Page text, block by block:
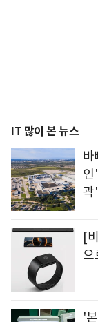
IT 많이 본 뉴스
바
인
곽
[
으
'